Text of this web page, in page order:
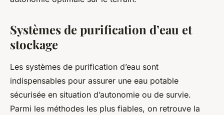
Systèmes de purification d’eau et
stockage
Les systèmes de purification d’eau sont
indispensables pour assurer une eau potable
sécurisée en situation d’autonomie ou de survie.
Parmi les méthodes les plus fiables, on retrouve la